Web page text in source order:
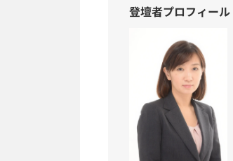
登壇者プロフィール